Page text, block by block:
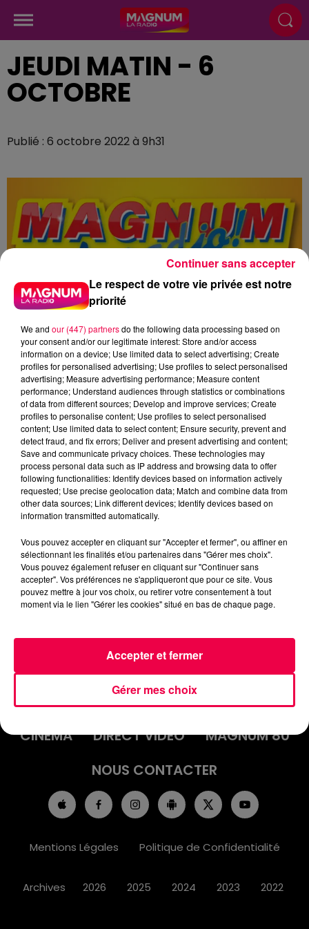
JEUDI MATIN - 6
OCTOBRE
Publié : 6 octobre 2022 à 9h31
Flash infos
Crédit :Flash infos
INFOS
AGENDA
JEUX
PODCASTS
CINÉMA
DIRECT VIDÉO
MAGNUM 80
NOUS CONTACTER
Mentions Légales Politique de Confidentialité
Archives 2026 2025 2024 2023 2022
Le respect de votre vie privée est notre
priorité
We and our (447) partnersdo the following data processing based on
your consent and/or our legitimate interest: Store and/or access
information on a device; Use limited data to select advertising; Create
profiles for personalised advertising; Use profiles to select personalised
advertising; Measure advertising performance; Measure content
performance; Understand audiences through statistics or combinations
of data from different sources; Develop and improve services; Create
profiles to personalise content; Use profiles to select personalised
content; Use limited data to select content; Ensure security, prevent and
detect fraud, and fix errors; Deliver and present advertising and content;
Save and communicate privacy choices. These technologies may
process personal data such as IP address and browsing data to offer
following functionalities: Identify devices based on information actively
requested; Use precise geolocation data; Match and combine data from
other data sources; Link different devices; Identify devices based on
information transmitted automatically.
Vous pouvez accepter en cliquant sur "Accepter et fermer", ou affiner en
sélectionnant les finalités et/ou partenaires dans "Gérer mes choix".
Vous pouvez également refuser en cliquant sur "Continuer sans
accepter". Vos préférences ne s'appliqueront que pour ce site. Vous
pouvez mettre à jour vos choix, ou retirer votre consentement à tout
moment via le lien "Gérer les cookies" situé en bas de chaque page.
Gérer mes choix
Accepter et fermer
Continuer sans accepter